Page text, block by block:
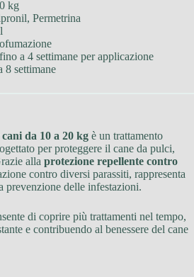
kg
Permetrina
fino a 4 settimane per applicazione
8 settimane
da 10 a 20 kg è un trattamento
per proteggere il cane da pulci,
alla protezione repellente contro
contro diversi parassiti, rappresenta
prevenzione delle infestazioni.
di coprire più trattamenti nel tempo,
e contribuendo al benessere del cane